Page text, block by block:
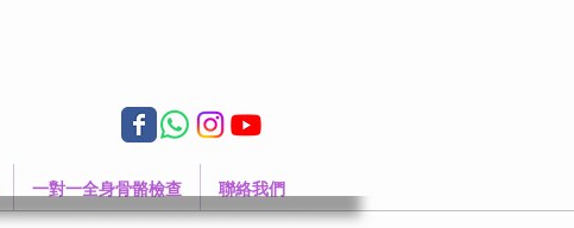
一對一全身骨骼檢查 聯絡我們